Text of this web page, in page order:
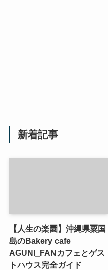
新着記事
【人生の楽園】沖縄県粟国
島のBakery cafe
AGUNI_FANカフェとゲス
トハウス完全ガイド